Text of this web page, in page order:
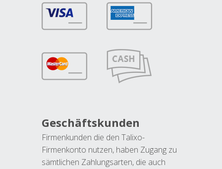
Geschäftskunden
Firmenkunden die den Talixo-
Firmenkonto nutzen, haben Zugang zu
sämtlichen Zahlungsarten, die auch